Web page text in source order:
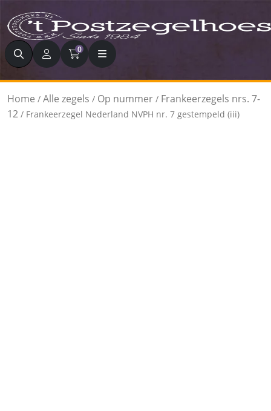
Zoeken 0
Home / Alle zegels / Op nummer / Frankeerzegels nrs. 7-
12 / Frankeerzegel Nederland NVPH nr. 7 gestempeld (iii)